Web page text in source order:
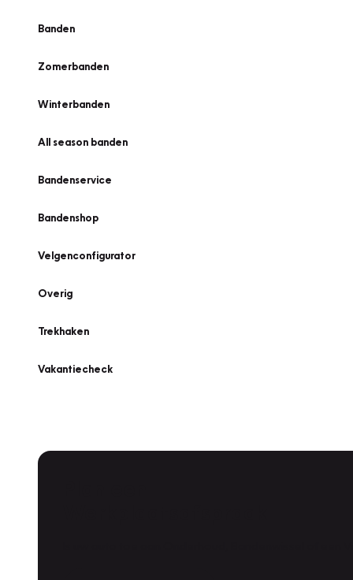
Banden
Zomerbanden
Winterbanden
All season banden
Bandenservice
Bandenshop
Velgenconfigurator
Overig
Trekhaken
Vakantiecheck